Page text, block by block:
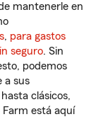
mantenerle en
, para gastos
seguro. Sin
podemos
a sus
clásicos,
está aquí